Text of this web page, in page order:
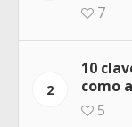
7
2
10
como
5